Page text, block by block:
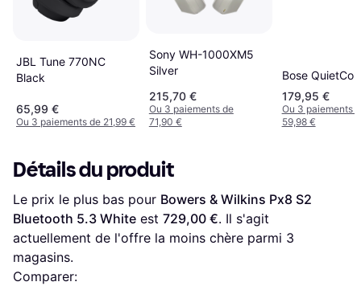
JBL Tune 770NC
Black
65,99 €
Ou 3 paiements de 21,99 €
Sony WH-1000XM5
Silver
215,70 €
Ou 3 paiements de
71,90 €
Bose
179,95 €
Ou 3 paiements
59,98 €
Détails du produit
Le prix le plus bas pour Bowers & Wilkins Px8 S2
Bluetooth 5.3 White est 729,00 €. Il s'agit
actuellement de l'offre la moins chère parmi 3
magasins.
Comparer: